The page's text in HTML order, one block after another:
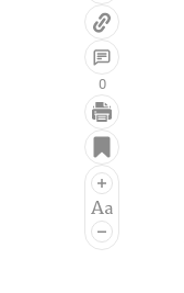
Điện ảnh
Âm nhạc
0